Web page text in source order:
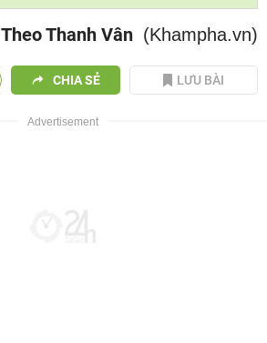
Theo Thanh Vân (Khampha.vn)
CHIA SẺ LƯU BÀI